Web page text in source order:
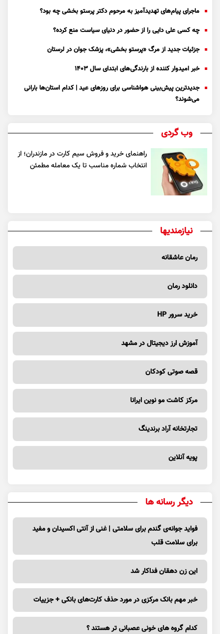
ماجرای پیام‌های تهدیدآمیز به مرحوم دکتر پرستو بخشی چه بود؟
چه کسی علی دایی را از حضور در دنیای سیاست منع کرده؟
جزئیات جدید از مرگ «پرستو بخشی»، پزشک جوان در لرستان
خبر امیدوار کننده از بارندگی‌های ابتدای سال ۱۴۰۳
جدیدترین پیش‌بینی هواشناسی برای روزهای عید | کدام استان‌ها بارانی
می‌شوند؟
وب گردی
راهنمای خرید و فروش سیم کارت در مازندران؛ از
انتخاب شماره مناسب تا یک معامله مطمئن
نیازمندیها
رمان عاشقانه
دانلود رمان
خرید سرور HP
آموزش ارز دیجیتال در مشهد
قصه صوتی کودکان
مرکز کاشت مو نوین ایرانا
تجارتخانه آراد برندینگ
پویه آنلاین
دیگر رسانه ها
فواید جوانه‌ی گندم برای سلامتی | غنی از آنتی اکسیدان و مفید
برای سلامت قلب
این زن دهقان فداکار شد
خبر مهم بانک مرکزی در مورد حذف کارت‌های بانکی + جزییات
کدام گروه های خونی عصبانی تر هستند ؟